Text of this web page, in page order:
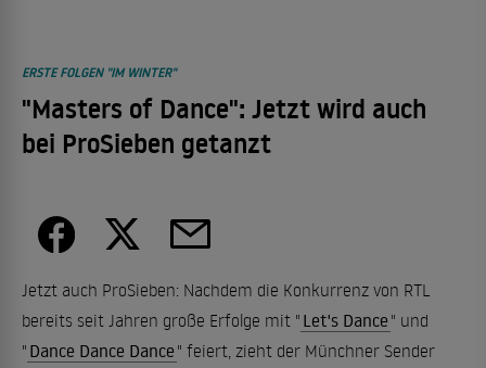
ERSTE FOLGEN "IM WINTER"
"Masters of Dance": Jetzt wird auch
bei ProSieben getanzt
Jetzt auch ProSieben: Nachdem die Konkurrenz von RTL
bereits seit Jahren große Erfolge mit " Let's Dance " und
" Dance Dance Dance " feiert, zieht der Münchner Sender